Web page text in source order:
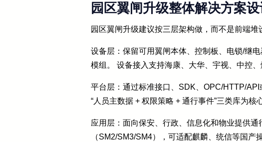
园区翼闸升级整体解决方案
园区翼闸升级建议按三层架构做，而不是前端堆
设备层：保留可用翼闸本体、控制板、电锁/继
模组。 设备接入支持海康、大华、宇视、中控
平台层：通过标准接口、SDK、OPC/HTTP/
“人员主数据 + 权限策略 + 通行事件”三类库为核
应用层：面向保安、行政、信息化和物业提供
（SM2/SM3/SM4），可适配麒麟、统信等国产